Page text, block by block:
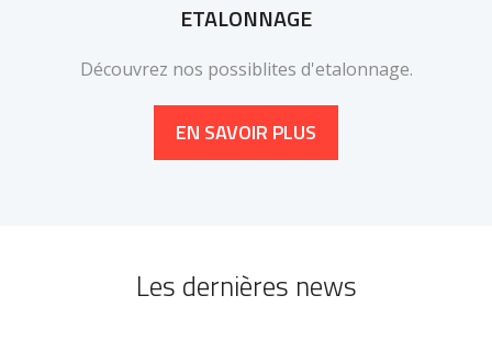
ETALONNAGE
Découvrez nos possiblites d'etalonnage.
EN SAVOIR PLUS
Les dernières news